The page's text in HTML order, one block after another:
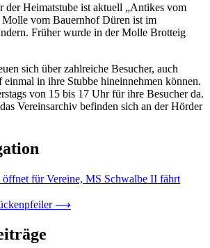
der Heimatstube ist aktuell „Antikes vom
vom Bauernhof Düren ist im
Früher wurde in der Molle Brotteig
sich über zahlreiche Besucher, auch
einmal in ihre Stubbe hineinnehmen können.
von 15 bis 17 Uhr für ihre Besucher da.
Vereinsarchiv befinden sich an der Hörder
für Vereine, MS Schwalbe II fährt
⟶